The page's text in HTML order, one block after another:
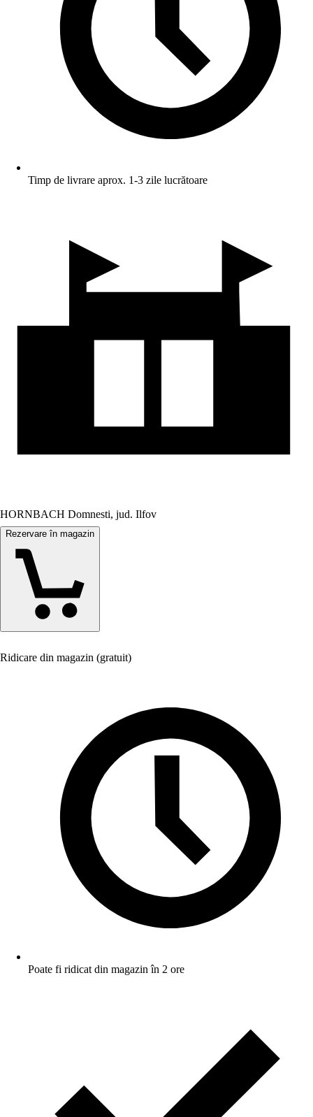
Timp de livrare aprox. 1-3 zile lucrătoare
HORNBACH Domnesti, jud. Ilfov
Rezervare în magazin
Ridicare din magazin (gratuit)
Poate fi ridicat din magazin în 2 ore